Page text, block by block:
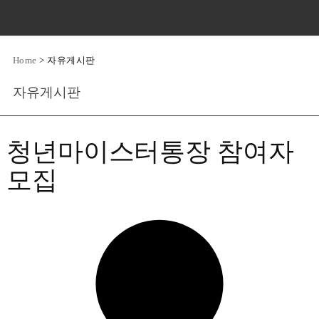
Home >자유게시판
자유게시판
청년마이스터통장 참여자
모집